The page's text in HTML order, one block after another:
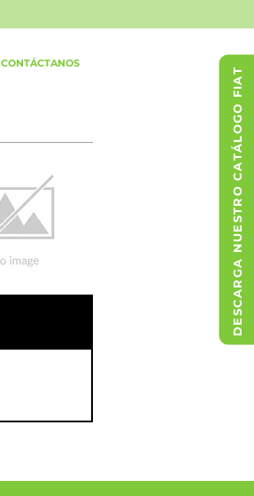
DESCARGA NUESTRO CATÁLOGO FIAT
CONTÁCTANOS